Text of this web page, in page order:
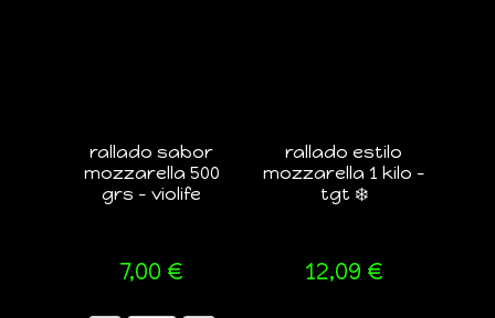
rallado sabor
mozzarella 500
grs – violife
7,00 €
rallado estilo
mozzarella 1 kilo –
tgt ❄️
12,09 €